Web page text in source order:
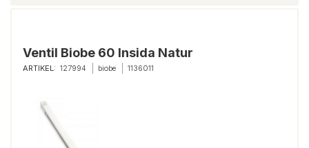
Ventil Biobe 60 Insida Natur
ARTIKEL: 127994 biobe 1136011